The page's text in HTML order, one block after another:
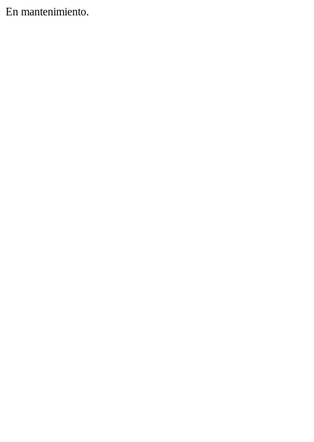
En mantenimiento.